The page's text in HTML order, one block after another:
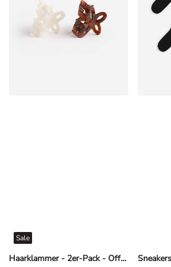
Haarklammer - 2er-Pack - Off-White
Sale